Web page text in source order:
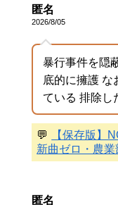
匿名
2026/8/05
暴行事件を隠
底的に擁護 な
ている 排除し
💬
【保存版】
新曲ゼロ・農
匿名